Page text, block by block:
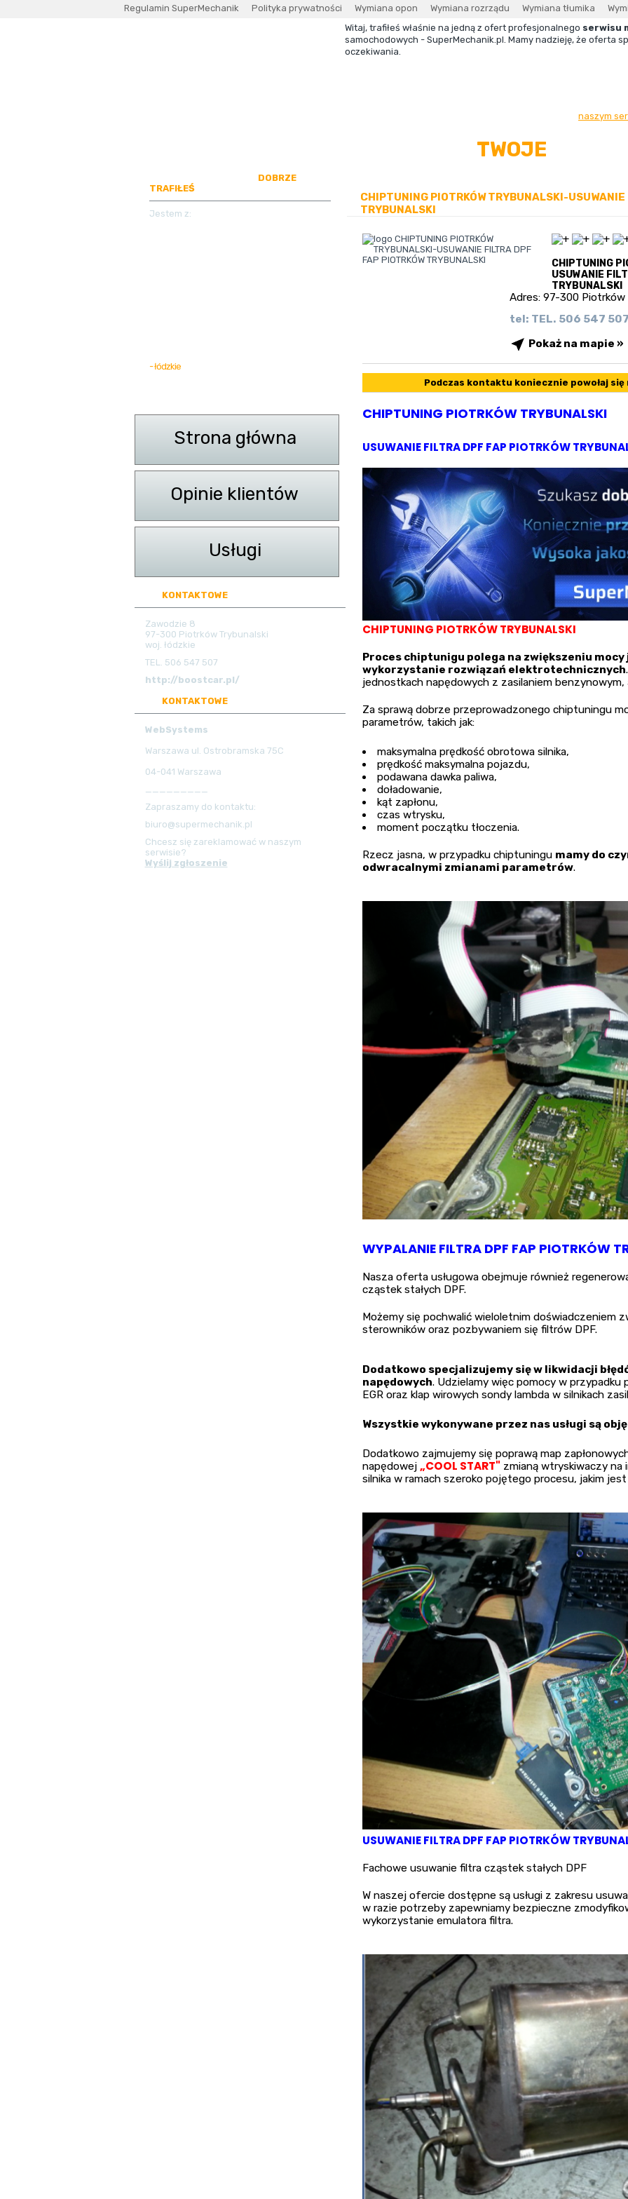
Regulamin SuperMechanik Polityka prywatności Wymiana opon Wymiana rozrządu Wymiana tłumika
Witaj, trafiłeś właśnie na jedną z ofert profesjonalnego serwisu
samochodowych - SuperMechanik.pl. Mamy nadzieję, że oferta
oczekiwania.
naszym
TWOJE
CHIPTUNING PIOTRKÓW TRYBUNALSKI-USUWANIE
TRYBUNALSKI
CHIPTUNING
USUWANIE
TRYBUNALSKI
Adres: 97-300 Piotrków
tel: TEL. 506 547
Pokaż na mapie »
Podczas kontaktu koniecznie powołaj
CHIPTUNING PIOTRKÓW TRYBUNALSKI
USUWANIE FILTRA DPF FAP PIOTRKÓW
CHIPTUNING PIOTRKÓW TRYBUNALSKI
Proces chiptunigu polega na zwiększeniu
wykorzystanie rozwiązań elektrotechnicznych
jednostkach napędowych z zasilaniem benzynowym,
Za sprawą dobrze przeprowadzonego chiptuningu
parametrów, takich jak:
maksymalna prędkość obrotowa silnika,
prędkość maksymalna pojazdu,
podawana dawka paliwa,
doładowanie,
kąt zapłonu,
czas wtrysku,
moment początku tłoczenia.
Rzecz jasna, w przypadku chiptuningu mamy do
odwracalnymi zmianami parametrów.
WYPALANIE FILTRA DPF FAP PIOTRKÓW
Nasza oferta usługowa obejmuje również
cząstek stałych DPF.
Możemy się pochwalić wieloletnim doświadczeniem
sterowników oraz pozbywaniem się filtrów DPF.
Dodatkowo specjalizujemy się w likwidacji
napędowych. Udzielamy więc pomocy w przypadku
EGR oraz klap wirowych sondy lambda w silnikach
Wszystkie wykonywane przez nas usługi są
Dodatkowo zajmujemy się poprawą map
napędowej „COOL START" zmianą wtryskiwaczy
silnika w ramach szeroko pojętego procesu, jakim
USUWANIE FILTRA DPF FAP PIOTRKÓW
Fachowe usuwanie filtra cząstek stałych DPF
W naszej ofercie dostępne są usługi z zakresu
w razie potrzeby zapewniamy bezpieczne
wykorzystanie emulatora filtra.
DOBRZE
TRAFIŁEŚ
Jestem z:
- łódzkie
KONTAKTOWEMECHANIKA
Zawodzie 8
97-300 Piotrków Trybunalski
woj. łódzkie
TEL. 506 547 507
http://boostcar.pl/
KONTAKTOWEPORTALU
WebSystems
Warszawa ul. Ostrobramska 75C
04-041 Warszawa
_________
Zapraszamy do kontaktu:
biuro@supermechanik.pl
Chcesz się zareklamować w naszym
serwisie?
Wyślij zgłoszenie